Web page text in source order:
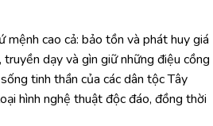
mệnh cao cả: bảo tồn và phát huy giá
dạy và gìn giữ những điệu cồng
tinh thần của các dân tộc Tây
hình nghệ thuật độc đáo, đồng thời